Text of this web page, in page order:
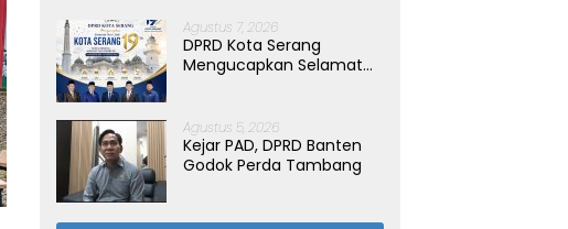
Agustus 7, 2026
DPRD Kota Serang
Mengucapkan Selamat
Agustus 5, 2026
Kejar PAD, DPRD Banten
Godok Perda Tambang